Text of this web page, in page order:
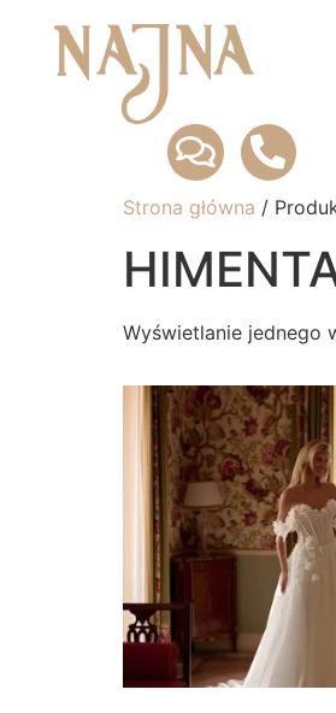
Strona główna /
Wyświetlanie jednego